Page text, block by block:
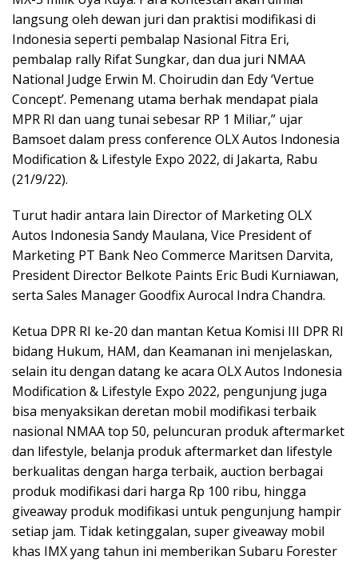
langsung oleh dewan juri dan praktisi modifikasi di
Indonesia seperti pembalap Nasional Fitra Eri,
pembalap rally Rifat Sungkar, dan dua juri NMAA
National Judge Erwin M. Choirudin dan Edy ‘Vertue
Concept’. Pemenang utama berhak mendapat piala
MPR RI dan uang tunai sebesar RP 1 Miliar,” ujar
Bamsoet dalam press conference OLX Autos Indonesia
Modification & Lifestyle Expo 2022, di Jakarta, Rabu
(21/9/22).
Turut hadir antara lain Director of Marketing OLX
Autos Indonesia Sandy Maulana, Vice President of
Marketing PT Bank Neo Commerce Maritsen Darvita,
President Director Belkote Paints Eric Budi Kurniawan,
serta Sales Manager Goodfix Aurocal Indra Chandra.
Ketua DPR RI ke-20 dan mantan Ketua Komisi III DPR RI
bidang Hukum, HAM, dan Keamanan ini menjelaskan,
selain itu dengan datang ke acara OLX Autos Indonesia
Modification & Lifestyle Expo 2022, pengunjung juga
bisa menyaksikan deretan mobil modifikasi terbaik
nasional NMAA top 50, peluncuran produk aftermarket
dan lifestyle, belanja produk aftermarket dan lifestyle
berkualitas dengan harga terbaik, auction berbagai
produk modifikasi dari harga Rp 100 ribu, hingga
giveaway produk modifikasi untuk pengunjung hampir
setiap jam. Tidak ketinggalan, super giveaway mobil
khas IMX yang tahun ini memberikan Subaru Forester